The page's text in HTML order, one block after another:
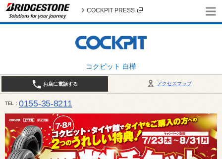
コクピット 白樺
COCKPIT PRESS
アクセスマップ
お店に電話する
TEL 0155-35-8211
10:00～18:30 （作業受付17:30最終） / 定休日：7月定休日 1日、7日、8日、14日、15日、21